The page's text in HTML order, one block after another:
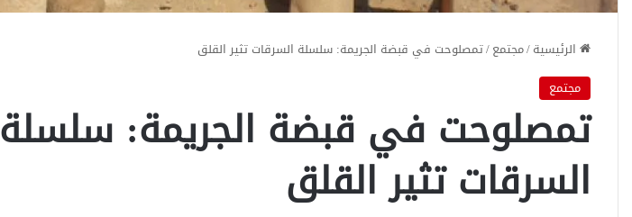
الرئيسية/مجتمع/تمصلوحت في قبضة الجريمة: سلسلة السرقات تثير القلق
مجتمع
تمصلوحت في قبضة الجريمة: سلسلة
السرقات تثير القلق